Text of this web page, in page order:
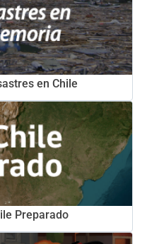
en Chile
Preparado